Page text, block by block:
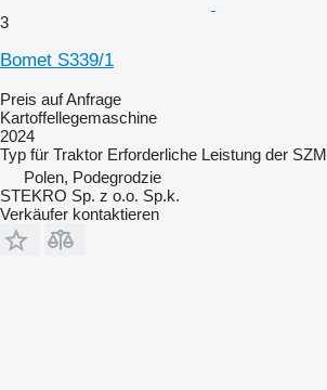
3
Bomet S339/1
Preis auf Anfrage
Kartoffellegemaschine
2024
Typ für Traktor Erforderliche Leistung der SZM
Polen, Podegrodzie
STEKRO Sp. z o.o. Sp.k.
Verkäufer kontaktieren